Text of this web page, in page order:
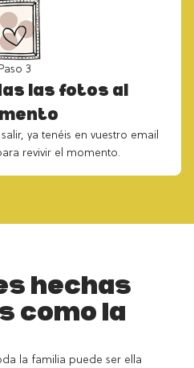
Paso 3
las fotos al
ya tenéis en vuestro email
revivir el momento.
hechas
como la
la familia puede ser ella